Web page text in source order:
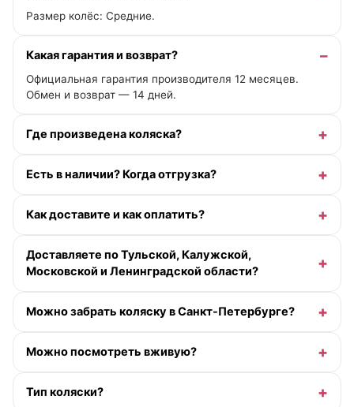
Размер колёс: Средние.
Какая гарантия и возврат?
Официальная гарантия производителя 12 месяцев.
Обмен и возврат — 14 дней.
Где произведена коляска?
Есть в наличии? Когда отгрузка?
Как доставите и как оплатить?
Доставляете по Тульской, Калужской,
Московской и Ленинградской области?
Можно забрать коляску в Санкт-Петербурге?
Можно посмотреть вживую?
Тип коляски?